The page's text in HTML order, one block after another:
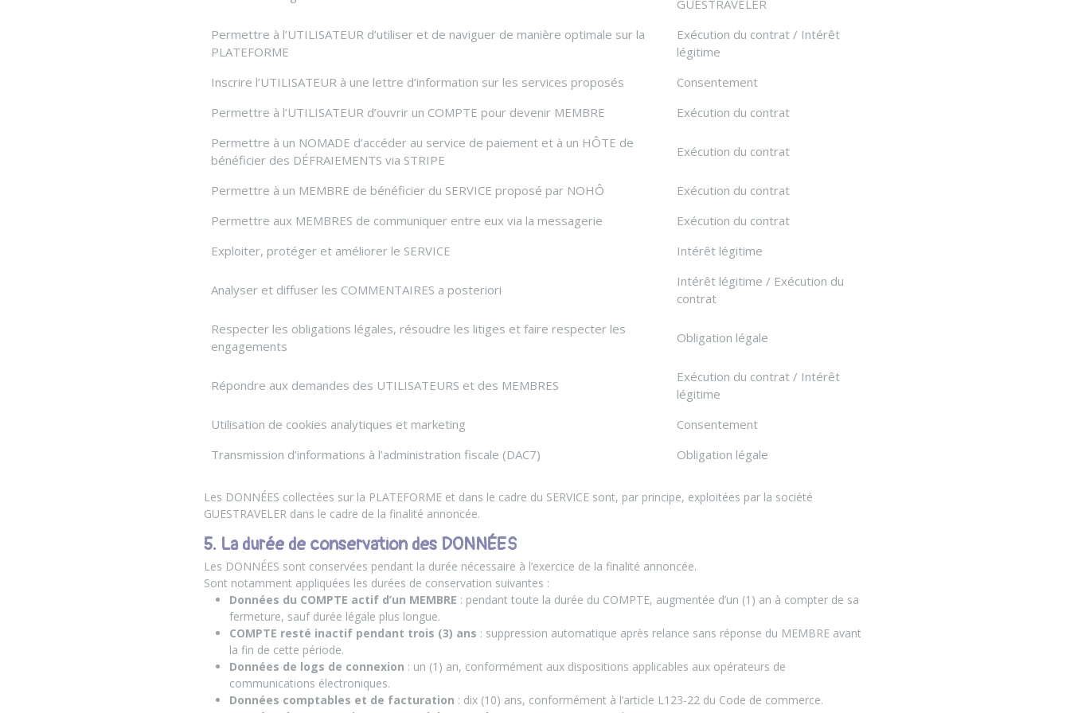
GUESTRAVELER
Permettre à l’UTILISATEUR d’utiliser et de naviguer de manière optimale sur la
PLATEFORME
Exécution du contrat / Intérêt
légitime
Inscrire l’UTILISATEUR à une lettre d’information sur les services proposés
Consentement
Permettre à l’UTILISATEUR d’ouvrir un COMPTE pour devenir MEMBRE
Exécution du contrat
Permettre à un NOMADE d’accéder au service de paiement et à un HÔTE de
bénéficier des DÉFRAIEMENTS via STRIPE
Exécution du contrat
Permettre à un MEMBRE de bénéficier du SERVICE proposé par NOHÔ
Exécution du contrat
Permettre aux MEMBRES de communiquer entre eux via la messagerie
Exécution du contrat
Exploiter, protéger et améliorer le SERVICE
Intérêt légitime
Analyser et diffuser les COMMENTAIRES a posteriori
Intérêt légitime / Exécution du
contrat
Respecter les obligations légales, résoudre les litiges et faire respecter les
engagements
Obligation légale
Répondre aux demandes des UTILISATEURS et des MEMBRES
Exécution du contrat / Intérêt
légitime
Utilisation de cookies analytiques et marketing
Consentement
Transmission d’informations à l’administration fiscale (DAC7)
Obligation légale
Les DONNÉES collectées sur la PLATEFORME et dans le cadre du SERVICE sont, par principe, exploitées par la société
GUESTRAVELER dans le cadre de la finalité annoncée.
5. La durée de conservation des DONNÉES
Les DONNÉES sont conservées pendant la durée nécessaire à l’exercice de la finalité annoncée.
Sont notamment appliquées les durées de conservation suivantes :
Données du COMPTE actif d’un MEMBRE : pendant toute la durée du COMPTE, augmentée d’un (1) an à compter de sa
fermeture, sauf durée légale plus longue.
COMPTE resté inactif pendant trois (3) ans : suppression automatique après relance sans réponse du MEMBRE avant
la fin de cette période.
Données de logs de connexion : un (1) an, conformément aux dispositions applicables aux opérateurs de
communications électroniques.
Données comptables et de facturation : dix (10) ans, conformément à l’article L123-22 du Code de commerce.